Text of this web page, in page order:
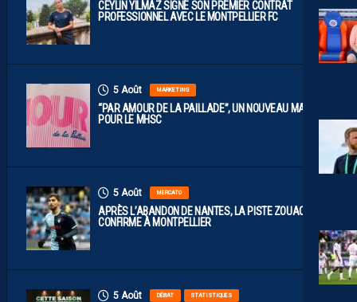
CEYLIN YILMAZ SIGNE SON PREMIER CONTRAT
PROFESSIONNEL AVEC LE MONTPELLIER FC
5 Août MARKETING
“PAR AMOUR DE LA PAILLADE”, UN NOUVEAU MAILLOT
POUR LE MHSC
5 Août MERCATO
APRÈS L’ABANDON DE NANTES, LA PISTE ZOUAOUI SE
CONFIRME À MONTPELLIER
5 Août DÉBAT STATISTIQUES